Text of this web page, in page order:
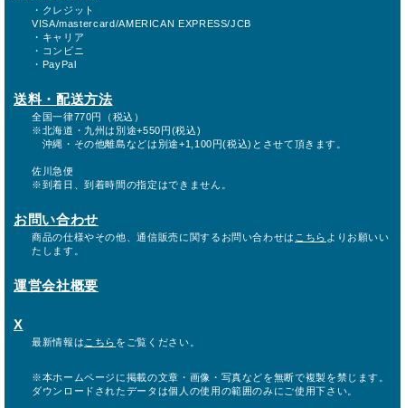
・クレジット
VISA/mastercard/AMERICAN EXPRESS/JCB
・キャリア
・コンビニ
・PayPal
送料・配送方法
全国一律770円（税込）
※北海道・九州は別途+550円(税込)
沖縄・その他離島などは別途+1,100円(税込)とさせて頂きます。
佐川急便
※到着日、到着時間の指定はできません。
お問い合わせ
商品の仕様やその他、通信販売に関するお問い合わせは こちら よりお願いい
たします。
運営会社概要
X
最新情報は こちら をご覧ください。
※本ホームページに掲載の文章・画像・写真などを無断で複製を禁じます。
ダウンロードされたデータは個人の使用の範囲のみにご使用下さい。